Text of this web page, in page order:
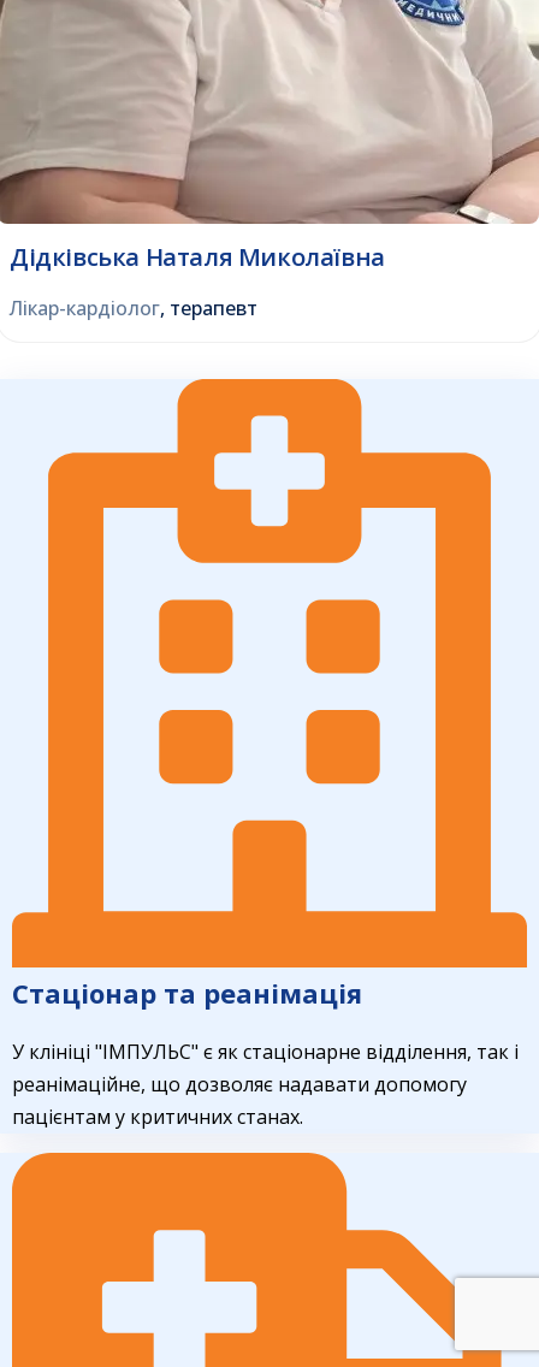
Дідківська Наталя Миколаївна
Лікар-кардіолог, терапевт
Стаціонар та реанімація
У клініці "ІМПУЛЬС" є як стаціонарне відділення, так і
реанімаційне, що дозволяє надавати допомогу
пацієнтам у критичних станах.